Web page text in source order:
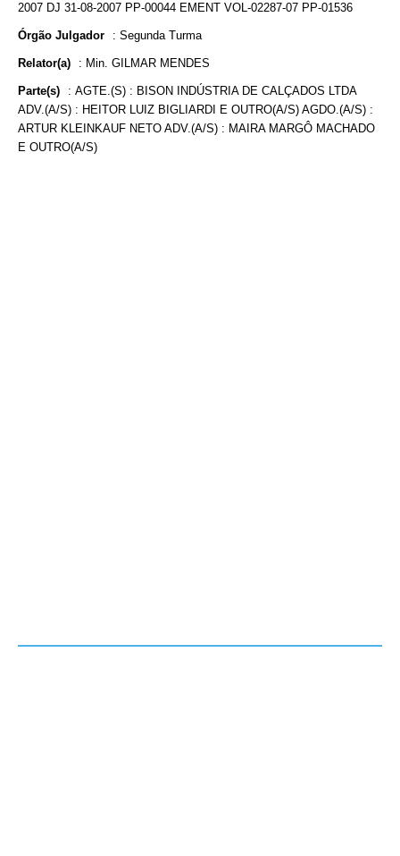
2007 DJ 31-08-2007 PP-00044 EMENT VOL-02287-07 PP-01536
Órgão Julgador : Segunda Turma
Relator(a) : Min. GILMAR MENDES
Parte(s) : AGTE.(S) : BISON INDÚSTRIA DE CALÇADOS LTDA
ADV.(A/S) : HEITOR LUIZ BIGLIARDI E OUTRO(A/S) AGDO.(A/S) :
ARTUR KLEINKAUF NETO ADV.(A/S) : MAIRA MARGÔ MACHADO
E OUTRO(A/S)